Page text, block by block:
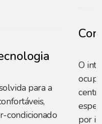
para a
condicionado
O
por